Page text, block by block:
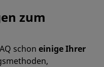
zum
schon einige Ihrer